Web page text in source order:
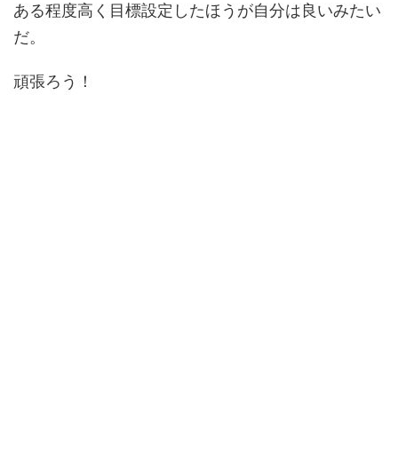
ある程度高く目標設定したほうが自分は良いみたい
だ。
頑張ろう！